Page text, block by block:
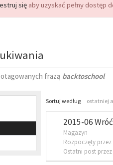
się aby uzyskać pełny dostęp
frazą backtoschool
Sortuj według ostatniej
2015-06
Magazyn
Rozpoczęty przez
Ostatni post